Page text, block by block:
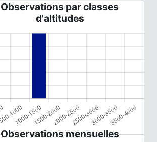
Observations par classes
d'altitudes
Observations mensuelles